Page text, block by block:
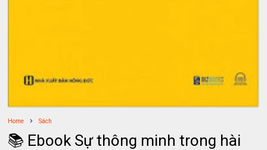
Home Sách
📚 Ebook Sự thông minh trong hài